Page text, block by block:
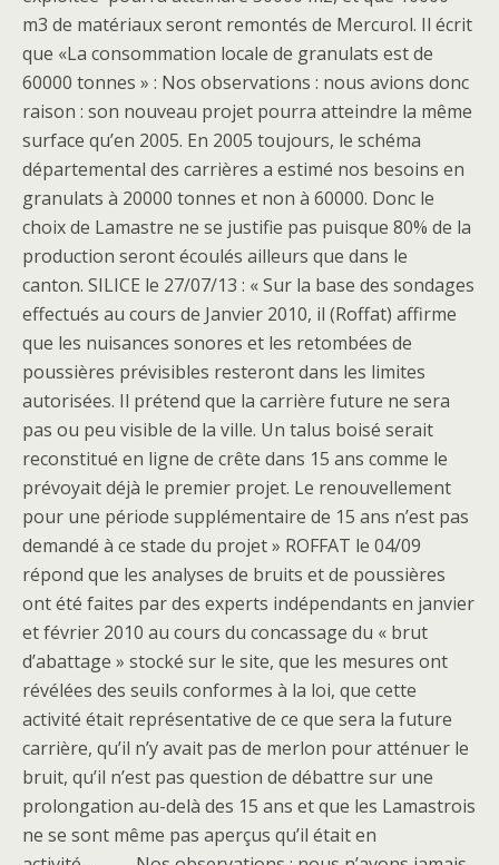
m3 de matériaux seront remontés de Mercurol. Il écrit
que «La consommation locale de granulats est de
60000 tonnes » : Nos observations : nous avions donc
raison : son nouveau projet pourra atteindre la même
surface qu’en 2005. En 2005 toujours, le schéma
départemental des carrières a estimé nos besoins en
granulats à 20000 tonnes et non à 60000. Donc le
choix de Lamastre ne se justifie pas puisque 80% de la
production seront écoulés ailleurs que dans le
canton. SILICE le 27/07/13 : « Sur la base des sondages
effectués au cours de Janvier 2010, il (Roffat) affirme
que les nuisances sonores et les retombées de
poussières prévisibles resteront dans les limites
autorisées. Il prétend que la carrière future ne sera
pas ou peu visible de la ville. Un talus boisé serait
reconstitué en ligne de crête dans 15 ans comme le
prévoyait déjà le premier projet. Le renouvellement
pour une période supplémentaire de 15 ans n’est pas
demandé à ce stade du projet » ROFFAT le 04/09
répond que les analyses de bruits et de poussières
ont été faites par des experts indépendants en janvier
et février 2010 au cours du concassage du « brut
d’abattage » stocké sur le site, que les mesures ont
révélées des seuils conformes à la loi, que cette
activité était représentative de ce que sera la future
carrière, qu’il n’y avait pas de merlon pour atténuer le
bruit, qu’il n’est pas question de débattre sur une
prolongation au-delà des 15 ans et que les Lamastrois
ne se sont même pas aperçus qu’il était en